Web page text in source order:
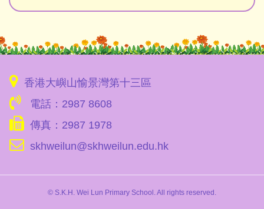
香港大嶼山愉景灣第十三區
電話：2987 8608
傳真：2987 1978
skhweilun@skhweilun.edu.hk
© S.K.H. Wei Lun Primary School. All rights reserved.